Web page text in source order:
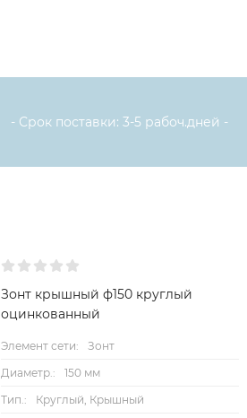
- Срок поставки: 3-5 рабоч.дней -
Зонт крышный ф150 круглый
оцинкованный
Элемент сети:
Зонт
Диаметр.:
150 мм
Тип.:
Круглый, Крышный